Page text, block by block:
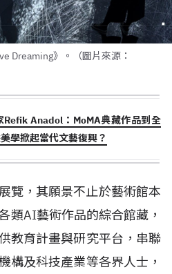
Dreaming》。（圖片來源：
Anadol：MoMA典藏作品到全
學掀起當代文藝復興？
覽，其願景不止於藝術館本
類AI藝術作品的綜合館藏，
教育計畫與研究平台，串聯
構及科技產業等各界人士，